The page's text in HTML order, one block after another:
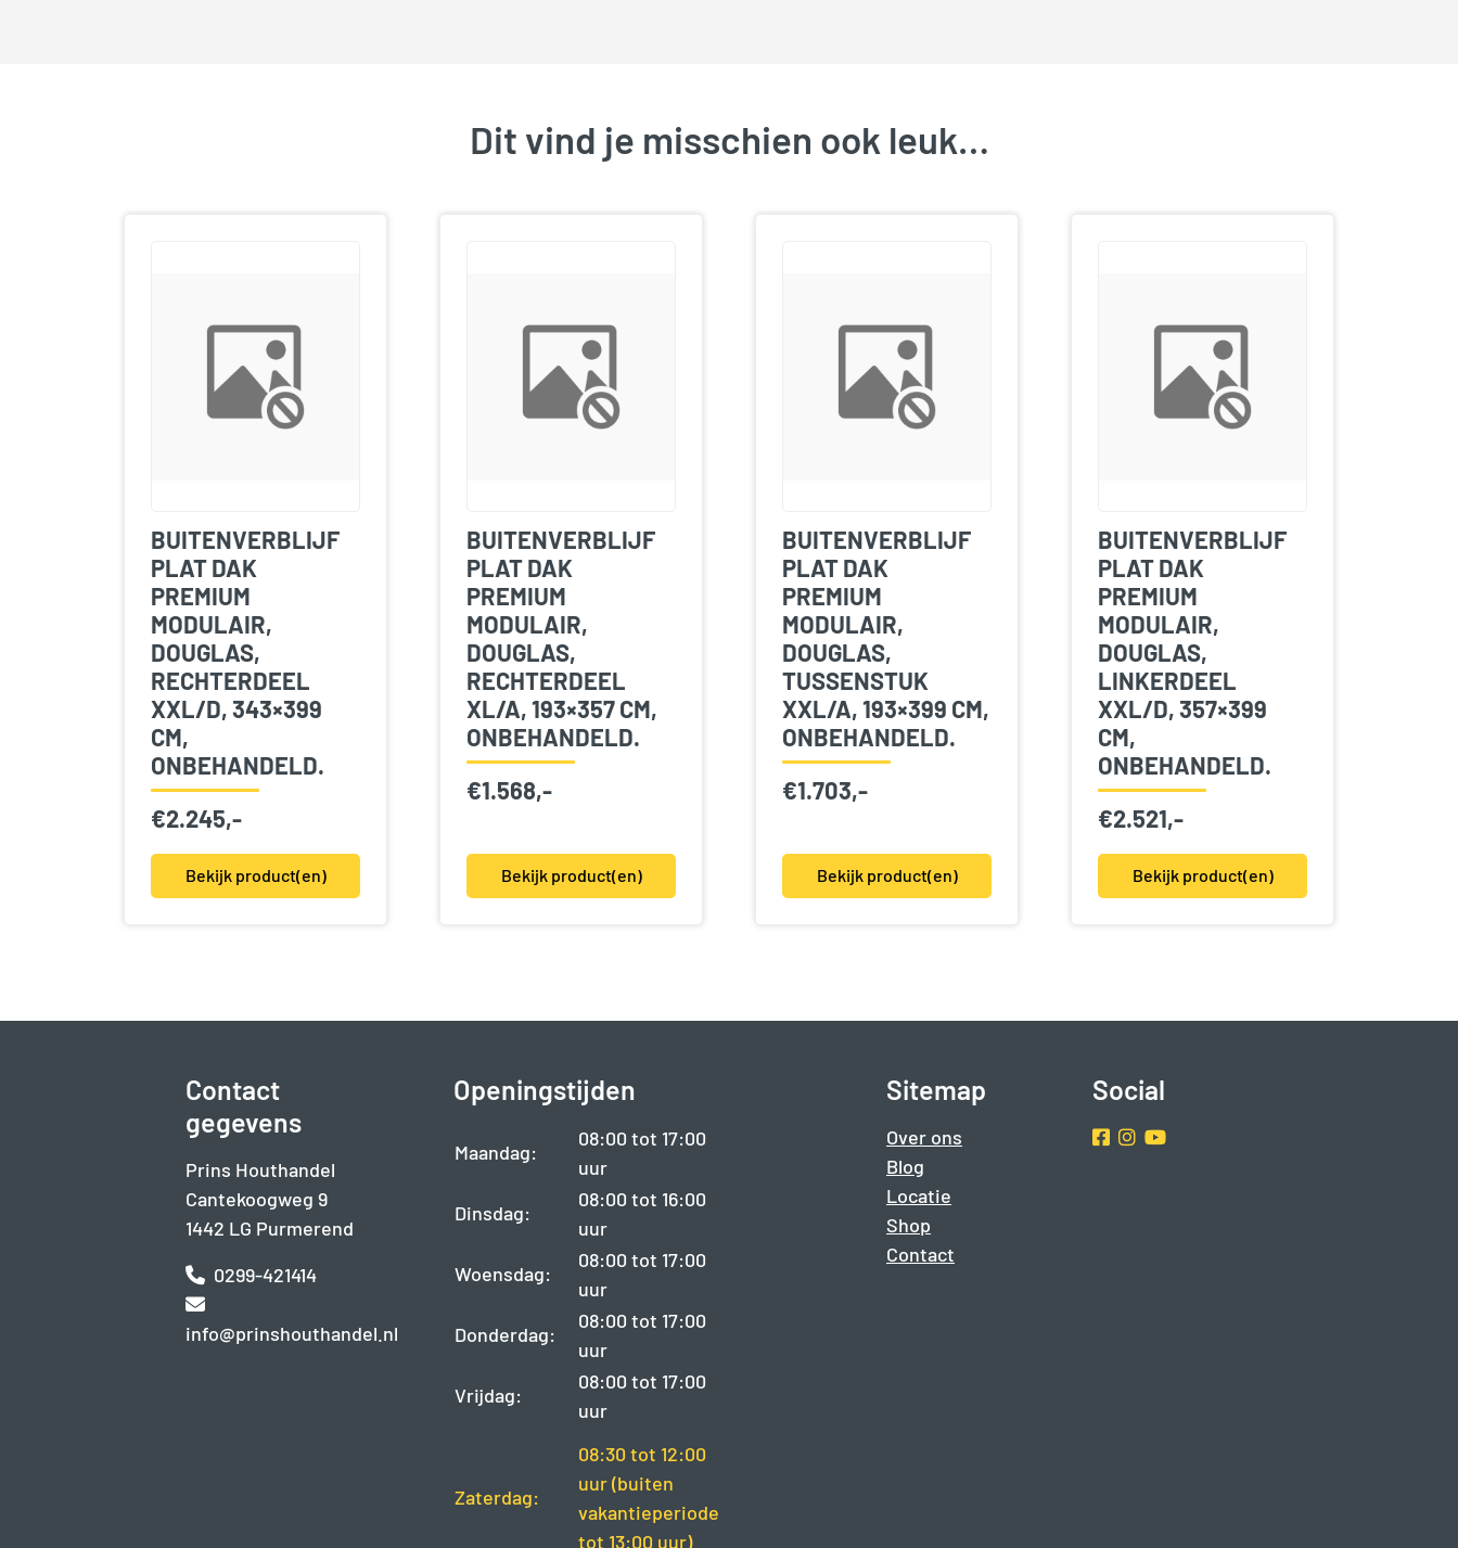
Dit vind je misschien ook leuk…
BUITENVERBLIJF
PLAT DAK
PREMIUM
MODULAIR,
DOUGLAS,
RECHTERDEEL
XXL/D, 343×399
CM,
ONBEHANDELD.
€2.245,-
Bekijk product(en)
BUITENVERBLIJF
PLAT DAK
PREMIUM
MODULAIR,
DOUGLAS,
RECHTERDEEL
XL/A, 193×357 CM,
ONBEHANDELD.
€1.568,-
Bekijk product(en)
BUITENVERBLIJF
PLAT DAK
PREMIUM
MODULAIR,
DOUGLAS,
TUSSENSTUK
XXL/A, 193×399 CM,
ONBEHANDELD.
€1.703,-
Bekijk product(en)
BUITENVERBLIJF
PLAT DAK
PREMIUM
MODULAIR,
DOUGLAS,
LINKERDEEL
XXL/D, 357×399
CM,
ONBEHANDELD.
€2.521,-
Bekijk product(en)
Contact
gegevens
Prins Houthandel
Cantekoogweg 9
1442 LG Purmerend
0299-421414
info@prinshouthandel.nl
Openingstijden
Maandag:
08:00 tot 17:00
uur
Dinsdag:
08:00 tot 16:00
uur
Woensdag:
08:00 tot 17:00
uur
Donderdag:
08:00 tot 17:00
uur
Vrijdag:
08:00 tot 17:00
uur
Zaterdag:
08:30 tot 12:00
uur (buiten
vakantieperiode
tot 13:00 uur)
Sitemap
Over ons
Blog
Locatie
Shop
Contact
Social
Facebook
Instragram
Youtube